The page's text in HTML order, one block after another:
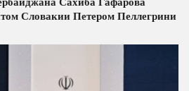
Словакии Петером Пеллегрини